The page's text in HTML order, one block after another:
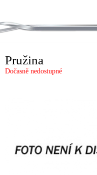
Pružina
Dočasně nedostupné